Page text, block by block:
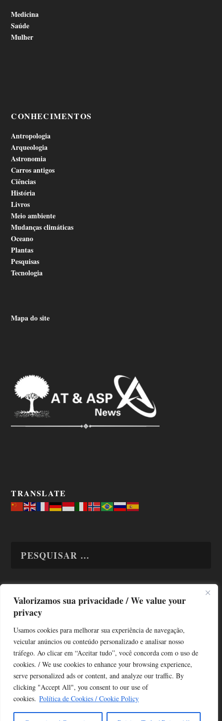
Valorizamos sua privacidade / We value your
privacy
Usamos cookies para melhorar sua experiência de navegação,
veicular anúncios ou conteúdo personalizado e analisar nosso
tráfego. Ao clicar em “Aceitar tudo”, você concorda com o uso de
cookies. / We use cookies to enhance your browsing experience,
serve personalized ads or content, and analyze our traffic. By
clicking "Accept All", you consent to our use of
cookies. Política de Cookies / Cookie Policy
Medicina
Saúde
Mulher
CONHECIMENTOS
Antropologia
Arqueologia
Astronomia
Carros antigos
Ciências
História
Livros
Meio ambiente
Mudanças climáticas
Oceano
Plantas
Pesquisas
Tecnologia
Mapa do site
TRANSLATE
TODAS OS ASSUNTOS
Copyright © Alô Tatuapé 2013 / 2026
Desenvolvido por ALOSP MKT DIGITAL